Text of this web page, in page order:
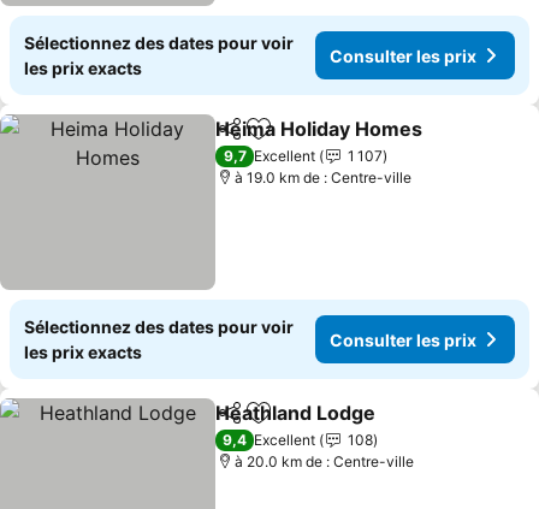
Sélectionnez des dates pour voir
les prix exacts
Consulter les prix
PartagerAjouter à mes favoris
Heima Holiday Homes
9,7 Excellent
1 107
à 19.0 km de : Centre-ville
Sélectionnez des dates pour voir
les prix exacts
Consulter les prix
PartagerAjouter à mes favoris
Heathland Lodge
9,4 Excellent
108
à 20.0 km de : Centre-ville